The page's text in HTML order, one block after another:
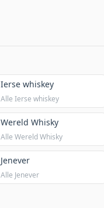
Ierse whiskey
Alle Ierse whiskey
Wereld Whisky
Alle Wereld Whisky
Jenever
Alle Jenever